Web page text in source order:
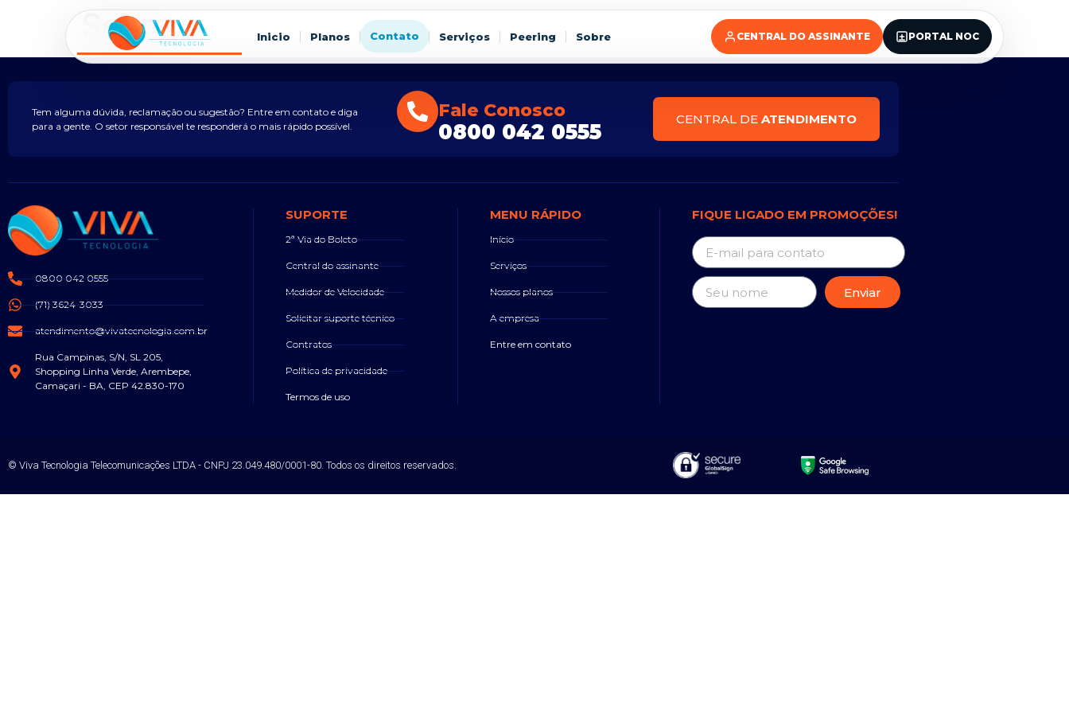
Inicio Planos Contato Serviços Peering Sobre CENTRAL DO ASSINANTE PORTAL NOC
Sobre
Tem alguma dúvida, reclamação ou sugestão? Entre em contato e diga
para a gente. O setor responsável te responderá o mais rápido possível.
Fale Conosco
0800 042 0555 CENTRAL DE ATENDIMENTO
0800 042 0555
(71) 3624-3033
atendimento@vivatecnologia.com.br
Rua Campinas, S/N, SL 205,
Shopping Linha Verde, Arembepe,
Camaçari - BA, CEP 42.830-170
SUPORTE
2ª Via do Boleto
Central do assinante
Medidor de Velocidade
Solicitar suporte técnico
Contratos
Política de privacidade
Termos de uso
MENU RÁPIDO
Início
Serviços
Nossos planos
A empresa
Entre em contato
FIQUE LIGADO EM PROMOÇÕES!
Enviar
© Viva Tecnologia Telecomunicações LTDA - CNPJ 23.049.480/0001-80. Todos os direitos reservados.